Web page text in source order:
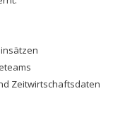
Zeitwirtschaftsdaten